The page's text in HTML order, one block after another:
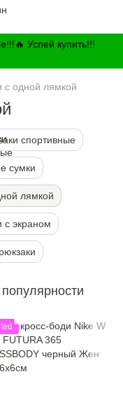
Успей купить!!!
с одной лямкой
спортивные
сумки
лямкой
с экраном